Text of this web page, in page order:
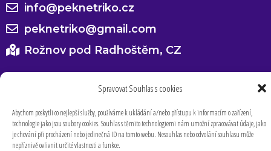
Spravovat Souhlas s cookies
Abychom poskytli co nejlepší služby, používáme k ukládání a/nebo přístupu k informacím o zařízení,
technologie jako jsou soubory cookies. Souhlas s těmito technologiemi nám umožní zpracovávat údaje, jako
je chování při procházení nebo jedinečná ID na tomto webu. Nesouhlas nebo odvolání souhlasu může
nepříznivě ovlivnit určité vlastnosti a funkce.
info@peknetriko.cz
peknetriko@gmail.com
Rožnov pod Radhoštěm, CZ